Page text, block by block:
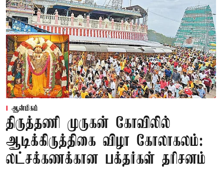
ஆன்மிகம்
திருத்தணி முருகன் கோவிலில்
ஆடிக்கிருத்திகை விழா கோலாகலம்:
லட்சக்கணக்கான பக்தர்கள் தரிசனம்